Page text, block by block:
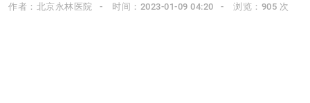
作者：北京永林医院 时间：2023-01-09 04:20 浏览：905 次